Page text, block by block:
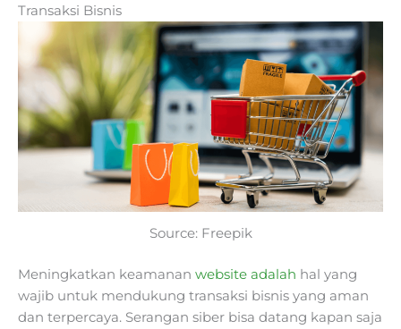
Transaksi Bisnis
Source: Freepik
Meningkatkan keamanan website adalah hal yang
wajib untuk mendukung transaksi bisnis yang aman
dan terpercaya. Serangan siber bisa datang kapan saja